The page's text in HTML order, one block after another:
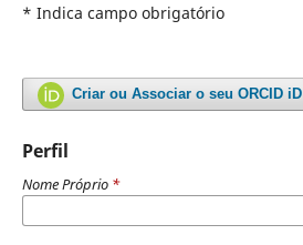
* Indica campo obrigatório
Criar ou Associar o seu ORCID iD
Perfil
Nome Próprio *